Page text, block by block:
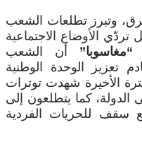
وتبرز تطلعات الشعب
الأوضاع الاجتماعية
“مغاسوبا” أن الشعب
تعزيز الوحدة الوطنية
الأخيرة شهدت توترات
الدولة، كما يتطلعون إلى
للحريات الفردية